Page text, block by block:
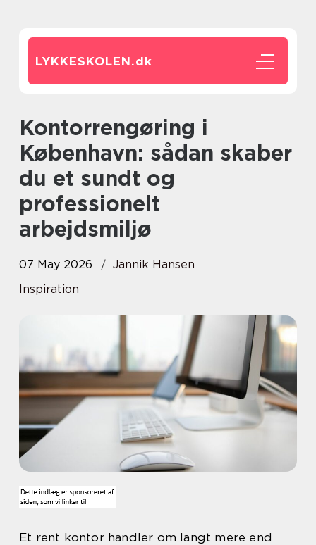
LYKKESKOLEN.dk
Kontorrengøring i
København: sådan skaber
du et sundt og
professionelt
arbejdsmiljø
07 May 2026
Jannik Hansen
Inspiration
Et rent kontor handler om langt mere end